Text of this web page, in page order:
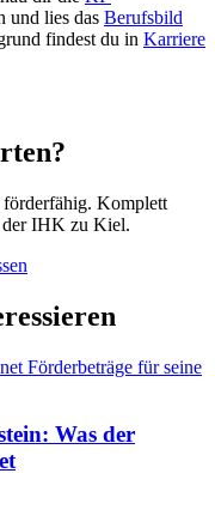
und lies das Berufsbild
findest du in Karriere
Komplett
der IHK zu Kiel.
Was der